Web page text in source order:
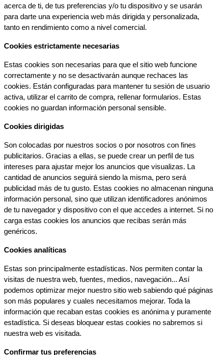
acerca de ti, de tus preferencias y/o tu dispositivo y se usarán
para darte una experiencia web más dirigida y personalizada,
tanto en rendimiento como a nivel comercial.
Cookies estrictamente necesarias
Estas cookies son necesarias para que el sitio web funcione
correctamente y no se desactivarán aunque rechaces las
cookies. Están configuradas para mantener tu sesión de usuario
activa, utilizar el carrito de compra, rellenar formularios. Estas
cookies no guardan información personal sensible.
Cookies dirigidas
Son colocadas por nuestros socios o por nosotros con fines
publicitarios. Gracias a ellas, se puede crear un perfil de tus
intereses para ajustar mejor los anuncios que visualizas. La
cantidad de anuncios seguirá siendo la misma, pero será
publicidad más de tu gusto. Estas cookies no almacenan ninguna
información personal, sino que utilizan identificadores anónimos
de tu navegador y dispositivo con el que accedes a internet. Si no
carga estas cookies los anuncios que recibas serán más
genéricos.
Cookies analíticas
Estas son principalmente estadísticas. Nos permiten contar la
visitas de nuestra web, fuentes, medios, navegación... Así
podemos optimizar mejor nuestro sitio web sabiendo qué páginas
son más populares y cuales necesitamos mejorar. Toda la
información que recaban estas cookies es anónima y puramente
estadística. Si deseas bloquear estas cookies no sabremos si
nuestra web es visitada.
Confirmar tus preferencias